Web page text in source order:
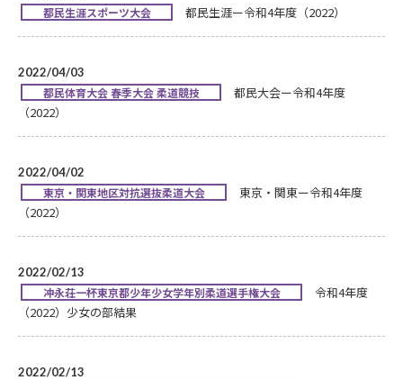
都民生涯スポーツ大会 都民生涯ー令和4年度（2022）
2022/04/03
都民体育大会 春季大会 柔道競技
都民大会ー令和4年度
（2022）
2022/04/02
東京・関東地区対抗選抜柔道大会
東京・関東ー令和4年度
（2022）
2022/02/13
冲永荘一杯東京都少年少女学年別柔道選手権大会
令和4年度
（2022）少女の部結果
2022/02/13